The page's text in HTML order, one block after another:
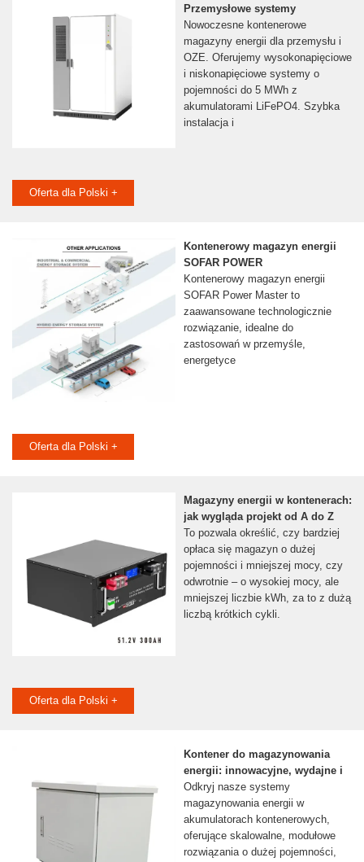
Przemysłowe systemy
Nowoczesne kontenerowe
magazyny energii dla przemysłu i
OZE. Oferujemy wysokonapięciowe
i niskonapięciowe systemy o
pojemności do 5 MWh z
akumulatorami LiFePO4. Szybka
instalacja i
Oferta dla Polski +
Kontenerowy magazyn energii
SOFAR POWER
Kontenerowy magazyn energii
SOFAR Power Master to
zaawansowane technologicznie
rozwiązanie, idealne do
zastosowań w przemyśle,
energetyce
Oferta dla Polski +
Magazyny energii w kontenerach:
jak wygląda projekt od A do Z
To pozwala określić, czy bardziej
opłaca się magazyn o dużej
pojemności i mniejszej mocy, czy
odwrotnie – o wysokiej mocy, ale
mniejszej liczbie kWh, za to z dużą
liczbą krótkich cykli.
Oferta dla Polski +
Kontener do magazynowania
energii: innowacyjne, wydajne i
Odkryj nasze systemy
magazynowania energii w
akumulatorach kontenerowych,
oferujące skalowalne, modułowe
rozwiązania o dużej pojemności,